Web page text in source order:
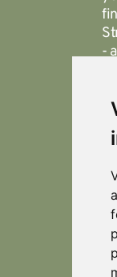
- a
that